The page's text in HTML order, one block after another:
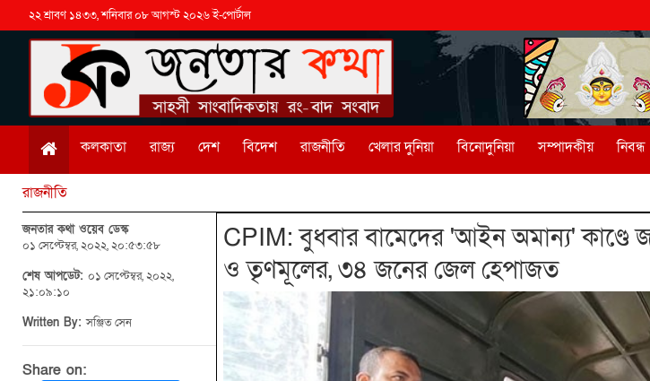
২২ শ্রাবণ ১৪৩৩, শনিবার ০৮ আগস্ট ২০২৬ ই-পোর্টাল
কলকাতা রাজ্য দেশ বিদেশ রাজনীতি খেলার দুনিয়া বিনোদুনিয়া সম্পাদকীয় নিবন্ধ
রাজনীতি
জনতার কথা ওয়েব ডেস্ক
০১ সেপ্টেম্বর, ২০২২, ২০:৫৩:৫৮
শেষ আপডেট: ০১ সেপ্টেম্বর, ২০২২,
২১:০৯:১০
Written By:সঞ্জিত সেন
Share on:
CPIM: বুধবার বামেদের 'আইন অমান্য' কাণ্ডে
ও তৃণমূলের, ৩৪ জনের জেল হেপাজত